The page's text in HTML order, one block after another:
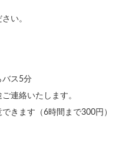
い。
バス5分
絡いたします。
ます（6時間まで300円）